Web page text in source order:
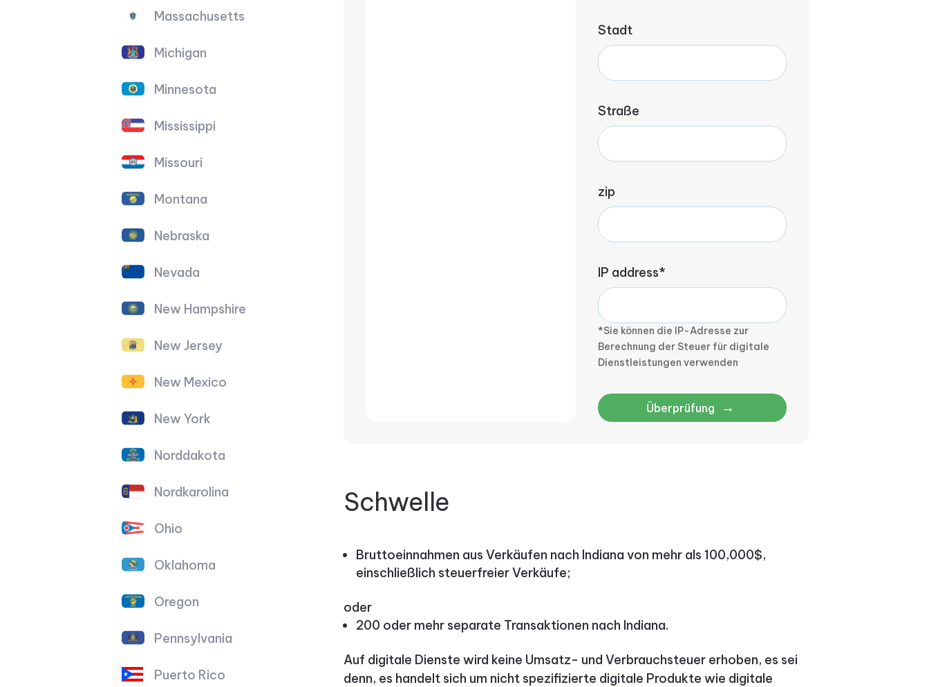
Massachusetts
Michigan
Minnesota
Mississippi
Missouri
Montana
Nebraska
Nevada
New Hampshire
New Jersey
New Mexico
New York
Norddakota
Nordkarolina
Ohio
Oklahoma
Oregon
Pennsylvania
Puerto Rico
Stadt
Straße
zip
IP address*
*Sie können die IP-Adresse zur
Berechnung der Steuer für digitale
Dienstleistungen verwenden
Überprüfung →
Schwelle
Bruttoeinnahmen aus Verkäufen nach Indiana von mehr als 100,000$,
einschließlich steuerfreier Verkäufe;
oder
200 oder mehr separate Transaktionen nach Indiana.
Auf digitale Dienste wird keine Umsatz- und Verbrauchsteuer erhoben, es sei
denn, es handelt sich um nicht spezifizierte digitale Produkte wie digitale